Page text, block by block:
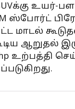
ஸ்போர்ட்
மாடல்
ஆறுதல்
உற்பத்தி